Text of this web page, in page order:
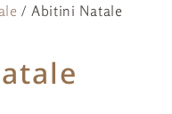
/ Abitini Natale